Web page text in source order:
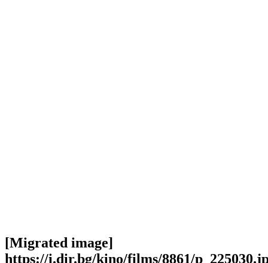
[Migrated image]
https://i.dir.bg/kino/films/8861/